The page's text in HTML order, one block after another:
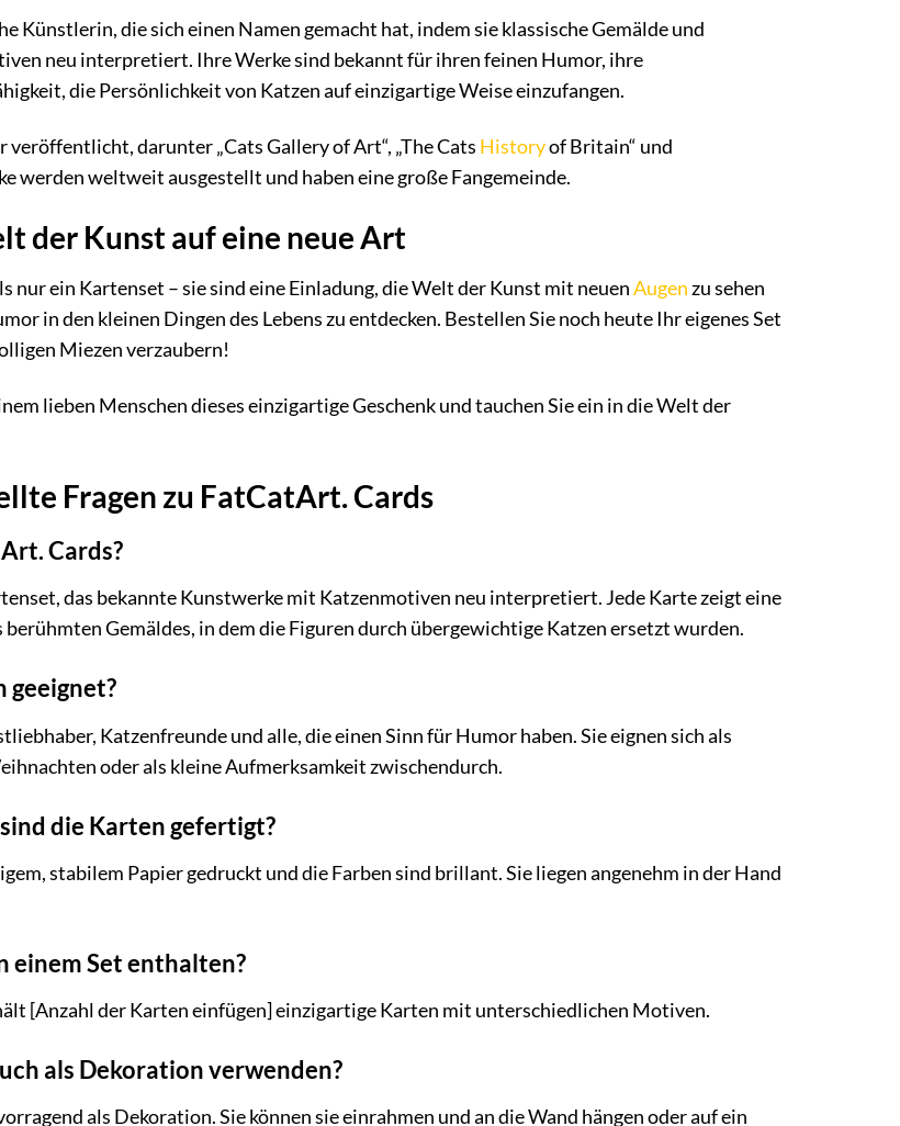
Künstlerin, die sich einen Namen gemacht hat, indem sie klassische Gemälde und
neu interpretiert. Ihre Werke sind bekannt für ihren feinen Humor, ihre
die Persönlichkeit von Katzen auf einzigartige Weise einzufangen.
darunter „Cats Gallery of Art“, „The Cats Historyof Britain“ und
werden weltweit ausgestellt und haben eine große Fangemeinde.
der Kunst auf eine neue Art
nur ein Kartenset – sie sind eine Einladung, die Welt der Kunst mit neuenAugenzu sehen
in den kleinen Dingen des Lebens zu entdecken. Bestellen Sie noch heute Ihr eigenes Set
Miezen verzaubern!
lieben Menschen dieses einzigartige Geschenk und tauchen Sie ein in die Welt der
Fragen zu FatCatArt. Cards
Cards?
das bekannte Kunstwerke mit Katzenmotiven neu interpretiert. Jede Karte zeigt eine
Gemäldes, in dem die Figuren durch übergewichtige Katzen ersetzt wurden.
geeignet?
Katzenfreunde und alle, die einen Sinn für Humor haben. Sie eignen sich als
oder als kleine Aufmerksamkeit zwischendurch.
die Karten gefertigt?
stabilem Papier gedruckt und die Farben sind brillant. Sie liegen angenehm in der Hand
einem Set enthalten?
[Anzahl der Karten einfügen] einzigartige Karten mit unterschiedlichen Motiven.
als Dekoration verwenden?
als Dekoration. Sie können sie einrahmen und an die Wand hängen oder auf ein